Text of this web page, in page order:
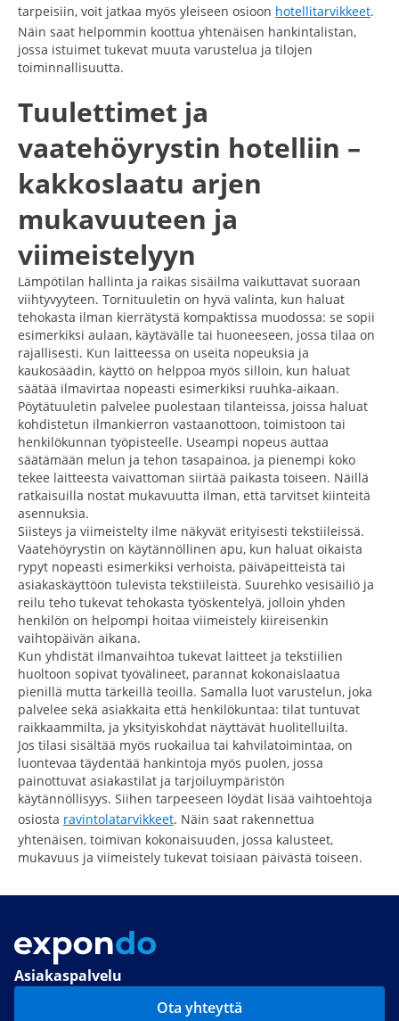
tarpeisiin, voit jatkaa myös yleiseen osioon hotellitarvikkeet.
Näin saat helpommin koottua yhtenäisen hankintalistan,
jossa istuimet tukevat muuta varustelua ja tilojen
toiminnallisuutta.
Tuulettimet ja
vaatehöyrystin hotelliin –
kakkoslaatu arjen
mukavuuteen ja
viimeistelyyn
Lämpötilan hallinta ja raikas sisäilma vaikuttavat suoraan
viihtyvyyteen. Tornituuletin on hyvä valinta, kun haluat
tehokasta ilman kierrätystä kompaktissa muodossa: se sopii
esimerkiksi aulaan, käytävälle tai huoneeseen, jossa tilaa on
rajallisesti. Kun laitteessa on useita nopeuksia ja
kaukosäädin, käyttö on helppoa myös silloin, kun haluat
säätää ilmavirtaa nopeasti esimerkiksi ruuhka-aikaan.
Pöytätuuletin palvelee puolestaan tilanteissa, joissa haluat
kohdistetun ilmankierron vastaanottoon, toimistoon tai
henkilökunnan työpisteelle. Useampi nopeus auttaa
säätämään melun ja tehon tasapainoa, ja pienempi koko
tekee laitteesta vaivattoman siirtää paikasta toiseen. Näillä
ratkaisuilla nostat mukavuutta ilman, että tarvitset kiinteitä
asennuksia.
Siisteys ja viimeistelty ilme näkyvät erityisesti tekstiileissä.
Vaatehöyrystin on käytännöllinen apu, kun haluat oikaista
rypyt nopeasti esimerkiksi verhoista, päiväpeitteistä tai
asiakaskäyttöön tulevista tekstiileistä. Suurehko vesisäiliö ja
reilu teho tukevat tehokasta työskentelyä, jolloin yhden
henkilön on helpompi hoitaa viimeistely kiireisenkin
vaihtopäivän aikana.
Kun yhdistät ilmanvaihtoa tukevat laitteet ja tekstiilien
huoltoon sopivat työvälineet, parannat kokonaislaatua
pienillä mutta tärkeillä teoilla. Samalla luot varustelun, joka
palvelee sekä asiakkaita että henkilökuntaa: tilat tuntuvat
raikkaammilta, ja yksityiskohdat näyttävät huolitelluilta.
Jos tilasi sisältää myös ruokailua tai kahvilatoimintaa, on
luontevaa täydentää hankintoja myös puolen, jossa
painottuvat asiakastilat ja tarjoiluympäristön
käytännöllisyys. Siihen tarpeeseen löydät lisää vaihtoehtoja
osiosta ravintolatarvikkeet. Näin saat rakennettua
yhtenäisen, toimivan kokonaisuuden, jossa kalusteet,
mukavuus ja viimeistely tukevat toisiaan päivästä toiseen.
Asiakaspalvelu
Ota yhteyttä